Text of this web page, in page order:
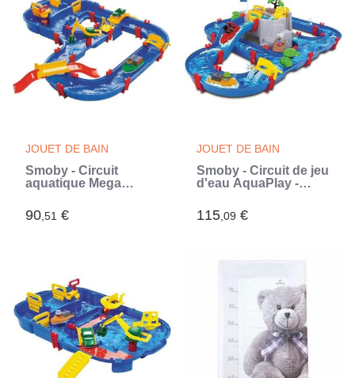
JOUET DE BAIN
Smoby - Circuit
aquatique Mega
accessoires inclus
(Bleu)
90,51 €
JOUET DE BAIN
Smoby - Circuit de jeu
d'eau AquaPlay -
bâteaux + 3 figurines
animaux - Fabriqué
115,09 €